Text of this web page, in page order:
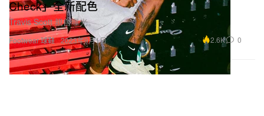
Footwear 球鞋
Check」全新配色
Travis Scott 親自曝光。
2023年9月1日 2.6K 0